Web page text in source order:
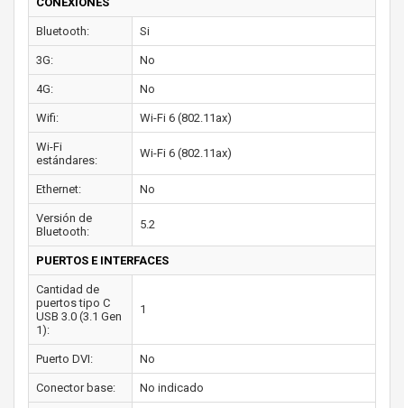
Bluetooth: Si
3G: No
4G: No
Wifi: Wi-Fi 6 (802.11ax)
Wi-Fi
estándares:
Wi-Fi 6 (802.11ax)
Ethernet: No
Versión de
Bluetooth:
5.2
PUERTOS E INTERFACES
Cantidad de
puertos tipo C
USB 3.0 (3.1 Gen
1):
1
Puerto DVI: No
Conector base: No indicado